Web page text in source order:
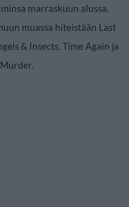
marraskuun alussa.
muassa hiteistään Last
& Insects, Time Again ja